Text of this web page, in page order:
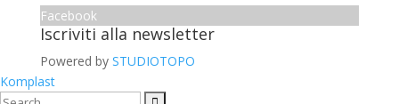
Facebook
Iscriviti alla newsletter
Powered by STUDIOTOPO
Komplast